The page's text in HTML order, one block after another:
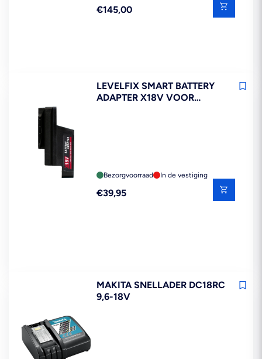
Reguliere
€145,00
LEVELFIX SMART BATTERY
ADAPTER X18V VOOR
Bezorgvoorraad In de vestiging
Reguliere
€39,95
MAKITA SNELLADER DC18RC
9,6-18V